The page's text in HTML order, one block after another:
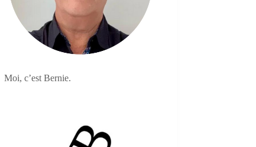
Moi, c’est Bernie.